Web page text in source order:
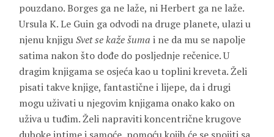
pouzdano. Borges ga ne laže, ni Herbert ga ne laže.
Ursula K. Le Guin ga odvodi na druge planete, ulazi u
njenu knjiguSvet sekaže šuma i ne da mu se napolje
satima nakon što dođe do posljednje rečenice. U
dragim knjigama se osjeća kao u toplini kreveta. Želi
pisati takve knjige, fantastične i lijepe, da i drugi
mogu uživati u njegovim knjigama onako kako on
uživa u tuđim. Želi napraviti koncentrične krugove